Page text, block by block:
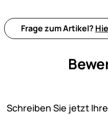
Frage zum Artikel?
Schreiben Sie jetzt